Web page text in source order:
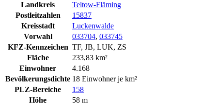
Landkreis
Teltow-Fläming
Postleitzahlen
15837
Kreisstadt
Luckenwalde
Vorwahl
033704, 033745
KFZ-Kennzeichen TF, JB, LUK, ZS
Fläche
233,83 km²
Einwohner
4.168
Bevölkerungsdichte 18 Einwohner je km²
PLZ-Bereiche
158
Höhe
58 m